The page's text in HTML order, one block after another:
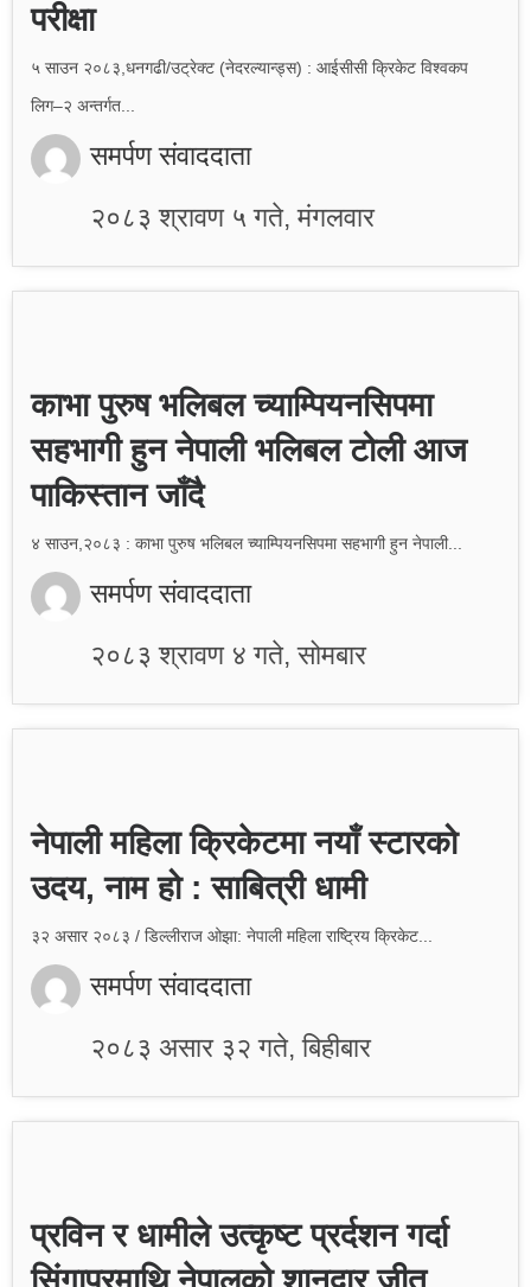
परीक्षा
५ साउन २०८३,धनगढी/उट्रेक्ट (नेदरल्यान्ड्स) : आईसीसी क्रिकेट विश्वकप
लिग–२ अन्तर्गत...
समर्पण संवाददाता
२०८३ श्रावण ५ गते, मंगलवार
काभा पुरुष भलिबल च्याम्पियनसिपमा
सहभागी हुन नेपाली भलिबल टोली आज
पाकिस्तान जाँदै
४ साउन,२०८३ : काभा पुरुष भलिबल च्याम्पियनसिपमा सहभागी हुन नेपाली...
समर्पण संवाददाता
२०८३ श्रावण ४ गते, सोमबार
नेपाली महिला क्रिकेटमा नयाँ स्टारको
उदय, नाम हो : साबित्री धामी
३२ असार २०८३ / डिल्लीराज ओझा: नेपाली महिला राष्ट्रिय क्रिकेट...
समर्पण संवाददाता
२०८३ असार ३२ गते, बिहीबार
प्रविन र धामीले उत्कृष्ट प्रर्दशन गर्दा